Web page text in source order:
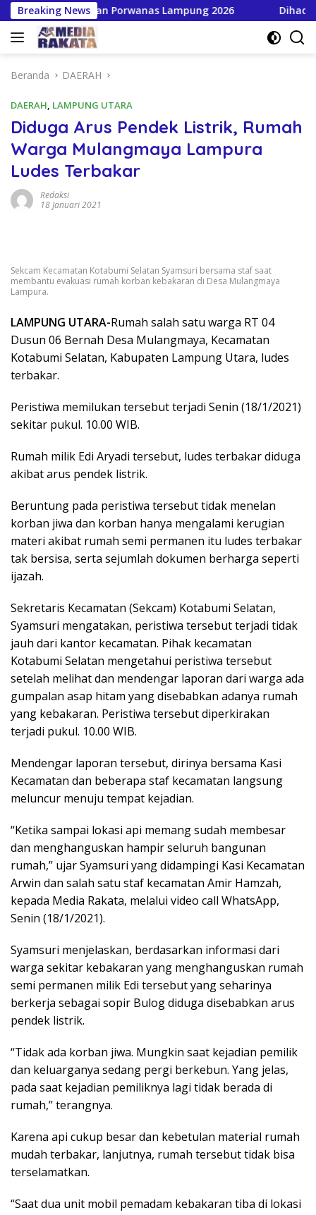
Langsung
ke
konten
Breaking News
HPN dan Porwanas Lampung 2026 Dihadiri Bupati &
Beranda DAERAH
DAERAH, LAMPUNG UTARA
Diduga Arus Pendek Listrik, Rumah
Warga Mulangmaya Lampura
Ludes Terbakar
Redaksi
18 Januari 2021
Sekcam Kecamatan Kotabumi Selatan Syamsuri bersama staf saat
membantu evakuasi rumah korban kebakaran di Desa Mulangmaya
Lampura.
LAMPUNG UTARA-Rumah salah satu warga RT 04
Dusun 06 Bernah Desa Mulangmaya, Kecamatan
Kotabumi Selatan, Kabupaten Lampung Utara, ludes
terbakar.
Peristiwa memilukan tersebut terjadi Senin (18/1/2021)
sekitar pukul. 10.00 WIB.
Rumah milik Edi Aryadi tersebut, ludes terbakar diduga
akibat arus pendek listrik.
Beruntung pada peristiwa tersebut tidak menelan
korban jiwa dan korban hanya mengalami kerugian
materi akibat rumah semi permanen itu ludes terbakar
tak bersisa, serta sejumlah dokumen berharga seperti
ijazah.
Sekretaris Kecamatan (Sekcam) Kotabumi Selatan,
Syamsuri mengatakan, peristiwa tersebut terjadi tidak
jauh dari kantor kecamatan. Pihak kecamatan
Kotabumi Selatan mengetahui peristiwa tersebut
setelah melihat dan mendengar laporan dari warga ada
gumpalan asap hitam yang disebabkan adanya rumah
yang kebakaran. Peristiwa tersebut diperkirakan
terjadi pukul. 10.00 WIB.
Mendengar laporan tersebut, dirinya bersama Kasi
Kecamatan dan beberapa staf kecamatan langsung
meluncur menuju tempat kejadian.
“Ketika sampai lokasi api memang sudah membesar
dan menghanguskan hampir seluruh bangunan
rumah,” ujar Syamsuri yang didampingi Kasi Kecamatan
Arwin dan salah satu staf kecamatan Amir Hamzah,
kepada Media Rakata, melalui video call WhatsApp,
Senin (18/1/2021).
Syamsuri menjelaskan, berdasarkan informasi dari
warga sekitar kebakaran yang menghanguskan rumah
semi permanen milik Edi tersebut yang seharinya
berkerja sebagai sopir Bulog diduga disebabkan arus
pendek listrik.
“Tidak ada korban jiwa. Mungkin saat kejadian pemilik
dan keluarganya sedang pergi berkebun. Yang jelas,
pada saat kejadian pemiliknya lagi tidak berada di
rumah,” terangnya.
Karena api cukup besar dan kebetulan material rumah
mudah terbakar, lanjutnya, rumah tersebut tidak bisa
terselamatkan.
“Saat dua unit mobil pemadam kebakaran tiba di lokasi